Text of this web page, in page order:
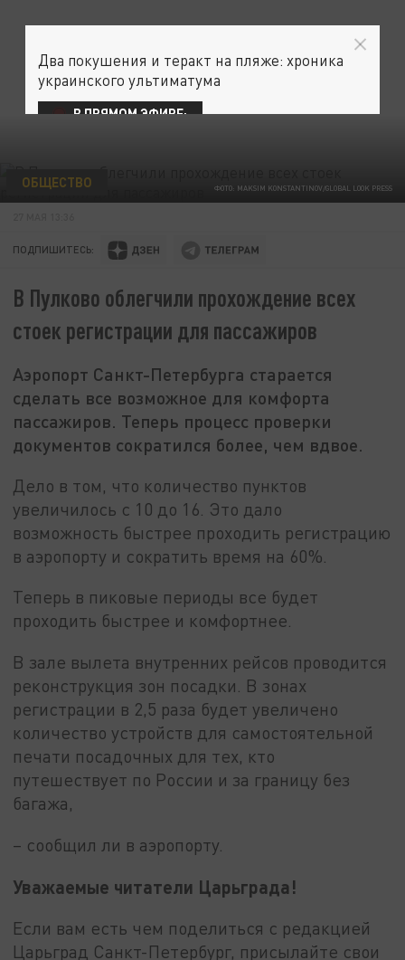
ФОТО: MAKSIM KONSTANTINOV/GLOBAL LOOK PRESS
ОБЩЕСТВО
ПОДПИШИТЕСЬ:
В Пулково облегчили прохождение всех
стоек регистрации для пассажиров
Аэропорт Санкт-Петербурга старается
сделать все возможное для комфорта
пассажиров. Теперь процесс проверки
документов сократился более, чем вдвое.
Дело в том, что количество пунктов
увеличилось с 10 до 16. Это дало
возможность быстрее проходить регистрацию
в аэропорту и сократить время на 60%.
Теперь в пиковые периоды все будет
проходить быстрее и комфортнее.
В зале вылета внутренних рейсов проводится
реконструкция зон посадки. В зонах
регистрации в 2,5 раза будет увеличено
количество устройств для самостоятельной
печати посадочных для тех, кто
путешествует по России и за границу без
багажа,
– сообщил ли в аэропорту.
Уважаемые читатели Царьграда!
Если вам есть чем поделиться с редакцией
Царьград Санкт-Петербург, присылайте свои
Два покушения и теракт на пляже: хроника
украинского ультиматума
В ПРЯМОМ ЭФИРЕ: